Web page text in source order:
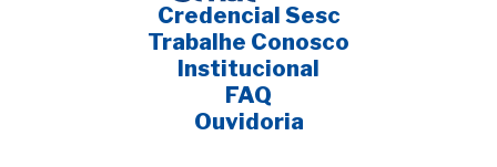
Credencial Sesc
Trabalhe Conosco
Institucional
FAQ
Ouvidoria